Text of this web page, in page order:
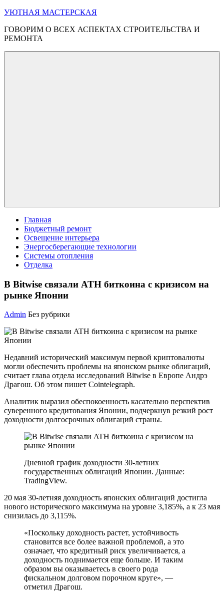
Перейти
содержимому
УЮТНАЯ МАСТЕРСКАЯ
ГОВОРИМ О ВСЕХ АСПЕКТАХ СТРОИТЕЛЬСТВА И
РЕМОНТА
Главная
Бюджетный ремонт
Освещение интерьера
Энергосберегающие технологии
Системы отопления
Отделка
В Bitwise связали ATH биткоина c кризисом на
рынке Японии
Admin Без рубрики
Недавний исторический максимум первой криптовалюты
могли обеспечить проблемы на японском рынке облигаций,
считает глава отдела исследований Bitwise в Европе Андрэ
Драгош. Об этом пишет Cointelegraph.
Аналитик выразил обеспокоенность касательно перспектив
суверенного кредитования Японии, подчеркнув резкий рост
доходности долгосрочных облигаций страны.
Дневной график доходности 30-летних
государственных облигаций Японии. Данные:
TradingView.
20 мая 30-летняя доходность японских облигаций достигла
нового исторического максимума на уровне 3,185%, а к 23 мая
снизилась до 3,115%.
«Поскольку доходность растет, устойчивость
становится все более важной проблемой, а это
означает, что кредитный риск увеличивается, а
доходность поднимается еще больше. И таким
образом вы оказываетесь в своего рода
фискальном долговом порочном круге», —
отметил Драгош.